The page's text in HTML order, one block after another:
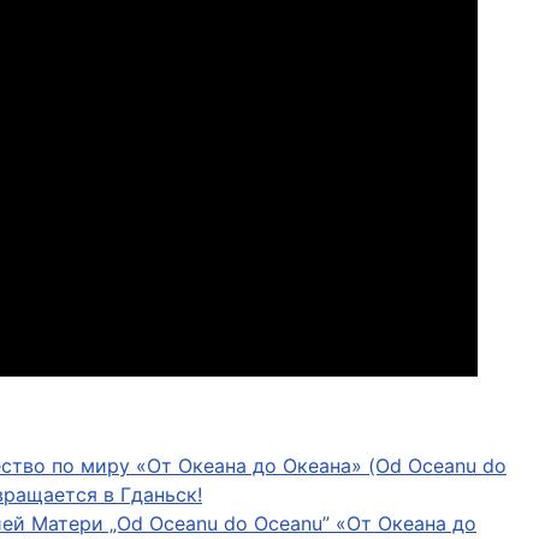
по миру «От Океана до Океана» (Od Oceanu do
в Гданьск!
Матери „Od Oceanu do Oceanu” «От Oкеана до